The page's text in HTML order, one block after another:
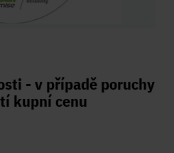
- v případě poruchy
kupní cenu